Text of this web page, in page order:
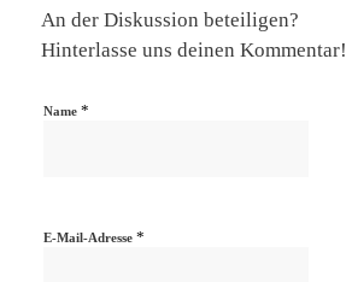
An der Diskussion beteiligen?
Hinterlasse uns deinen Kommentar!
Name *
E-Mail-Adresse *